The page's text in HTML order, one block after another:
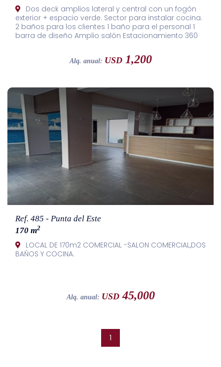
Dos deck amplios lateral y central con un fogón
exterior + espacio verde. Sector para instalar cocina.
2 baños para los clientes 1 baño para el personal 1
barra de diseño Amplio salón Estacionamiento 360
Alq. anual: USD1,200
Ref. 485 - Punta del Este
170 m2
LOCAL DE 170m2 COMERCIAL -SALON COMERCIAL,DOS
BAÑOS Y COCINA.
Alq. anual: USD45,000
1